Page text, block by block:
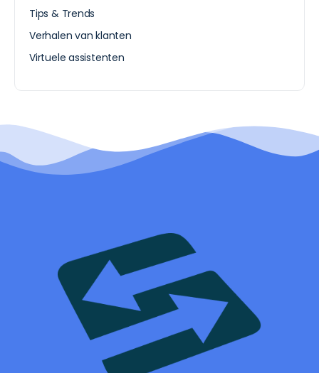
Tips & Trends
Verhalen van klanten
Virtuele assistenten